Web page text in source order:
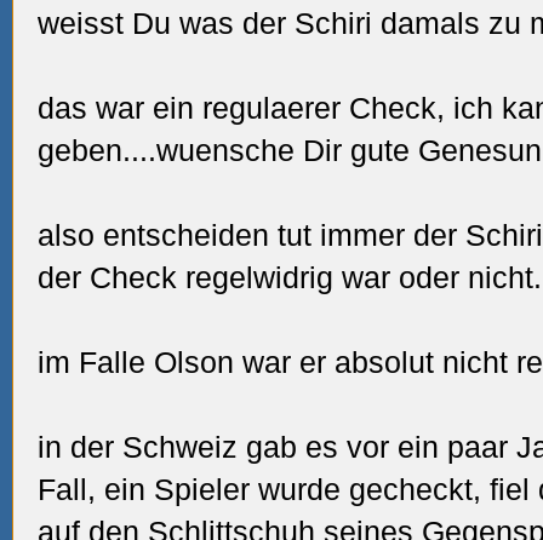
weisst Du was der Schiri damals zu
das war ein regulaerer Check, ich
geben....wuensche Dir gute
also entscheiden tut immer der
der Check regelwidrig war oder
im Falle Olson war er absolut nicht
in der Schweiz gab es vor ein paar
Fall, ein Spieler wurde gecheckt,
auf den Schlittschuh seines